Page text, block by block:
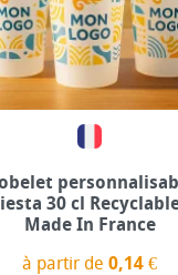
30 cl
Made In France
à partir de0,14 €